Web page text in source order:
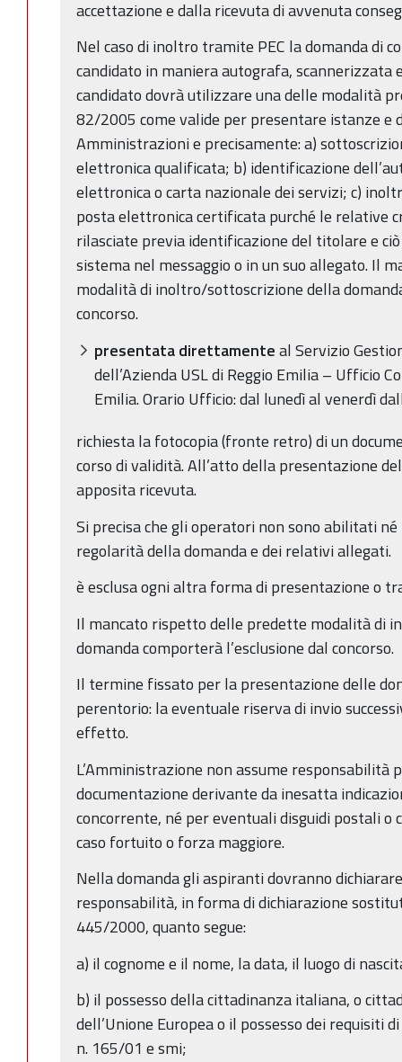
accettazione e dalla ricevuta di avvenuta
Nel caso di inoltro tramite PEC la domanda di
candidato in maniera autografa,
candidato dovrà utilizzare una delle modalità
82/2005 come valide per presentare istanze e
Amministrazioni e precisamente: a)
elettronica qualificata; b) identificazione
elettronica o carta nazionale dei servizi; c)
posta elettronica certificata purché le relative
rilasciate previa identificazione del titolare e
sistema nel messaggio o in un suo allegato. Il
modalità di inoltro/sottoscrizione della
concorso.
presentata direttamenteal Servizio
dell’Azienda USL di Reggio Emilia – Ufficio
Emilia. Orario Ufficio: dal lunedì al venerdì
richiesta la fotocopia (fronte retro) di un
corso di validità. All’atto della presentazione
apposita ricevuta.
Si precisa che gli operatori non sono abilitati
regolarità della domanda e dei relativi allegati.
è esclusa ogni altra forma di presentazione o
Il mancato rispetto delle predette modalità di
domanda comporterà l’esclusione dal concorso.
Il termine fissato per la presentazione delle
perentorio: la eventuale riserva di invio
effetto.
L’Amministrazione non assume responsabilità
documentazione derivante da inesatta
concorrente, né per eventuali disguidi postali o
caso fortuito o forza maggiore.
Nella domanda gli aspiranti dovranno
responsabilità, in forma di dichiarazione
445/2000, quanto segue:
a) il cognome e il nome, la data, il luogo di
b) il possesso della cittadinanza italiana, o
dell’Unione Europea o il possesso dei requisiti
n. 165/01 e smi;